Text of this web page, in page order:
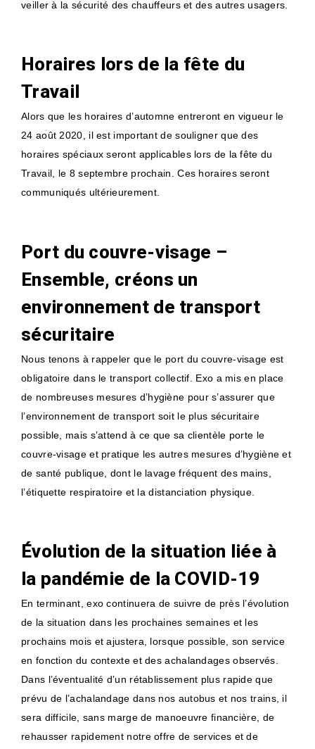
veiller à la sécurité des chauffeurs et des autres usagers.
Horaires lors de la fête du
Travail
Alors que les horaires d’automne entreront en vigueur le
24 août 2020, il est important de souligner que des
horaires spéciaux seront applicables lors de la fête du
Travail, le 8 septembre prochain. Ces horaires seront
communiqués ultérieurement.
Port du couvre-visage –
Ensemble, créons un
environnement de transport
sécuritaire
Nous tenons à rappeler que le port du couvre-visage est
obligatoire dans le transport collectif. Exo a mis en place
de nombreuses mesures d’hygiène pour s’assurer que
l’environnement de transport soit le plus sécuritaire
possible, mais s’attend à ce que sa clientèle porte le
couvre-visage et pratique les autres mesures d’hygiène et
de santé publique, dont le lavage fréquent des mains,
l’étiquette respiratoire et la distanciation physique.
Évolution de la situation liée à
la pandémie de la COVID-19
En terminant, exo continuera de suivre de près l’évolution
de la situation dans les prochaines semaines et les
prochains mois et ajustera, lorsque possible, son service
en fonction du contexte et des achalandages observés.
Dans l’éventualité d’un rétablissement plus rapide que
prévu de l’achalandage dans nos autobus et nos trains, il
sera difficile, sans marge de manoeuvre financière, de
rehausser rapidement notre offre de services et de